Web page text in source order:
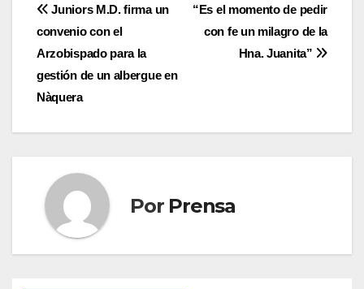
Navegación
de
entradas
“Es el momento de pedir
con fe un milagro de la
Hna. Juanita”
Juniors M.D. firma un
convenio con el
Arzobispado para la
gestión de un albergue en
Nàquera
Por Prensa